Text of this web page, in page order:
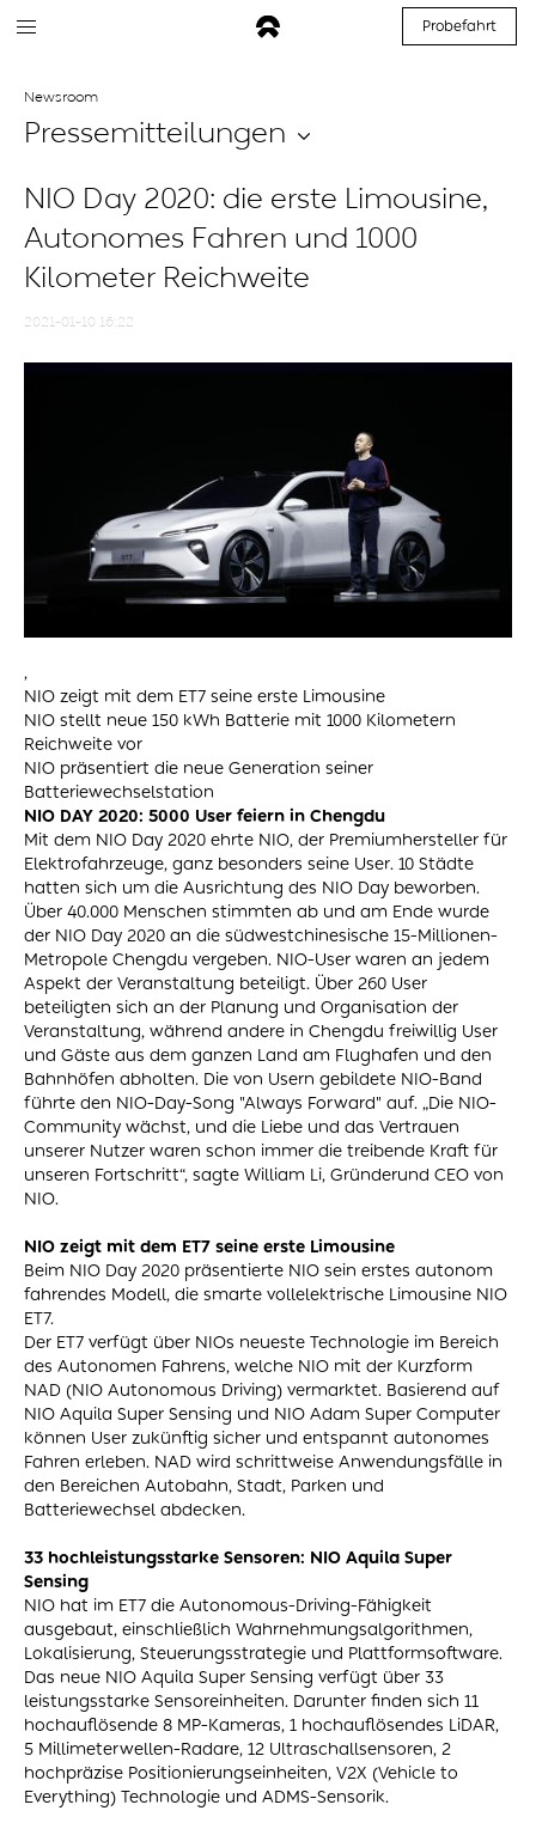
Probefahrt
Newsroom
Pressemitteilungen
2021-01-10 16:22
NIO Day 2020: die erste Limousine,
Autonomes Fahren und 1000
Kilometer Reichweite
,
NIO zeigt mit dem ET7 seine erste Limousine
NIO stellt neue 150 kWh Batterie mit 1000 Kilometern
Reichweite vor
NIO präsentiert die neue Generation seiner
Batteriewechselstation
NIO DAY 2020: 5000 User feiern in Chengdu
Mit dem NIO Day 2020 ehrte NIO, der Premiumhersteller für
Elektrofahrzeuge, ganz besonders seine User. 10 Städte
hatten sich um die Ausrichtung des NIO Day beworben.
Über 40.000 Menschen stimmten ab und am Ende wurde
der NIO Day 2020 an die südwestchinesische 15-Millionen-
Metropole Chengdu vergeben. NIO-User waren an jedem
Aspekt der Veranstaltung beteiligt. Über 260 User
beteiligten sich an der Planung und Organisation der
Veranstaltung, während andere in Chengdu freiwillig User
und Gäste aus dem ganzen Land am Flughafen und den
Bahnhöfen abholten. Die von Usern gebildete NIO-Band
führte den NIO-Day-Song "Always Forward" auf. „Die NIO-
Community wächst, und die Liebe und das Vertrauen
unserer Nutzer waren schon immer die treibende Kraft für
unseren Fortschritt“, sagte William Li, Gründerund CEO von
NIO.
NIO zeigt mit dem ET7 seine erste Limousine
Beim NIO Day 2020 präsentierte NIO sein erstes autonom
fahrendes Modell, die smarte vollelektrische Limousine NIO
ET7.
Der ET7 verfügt über NIOs neueste Technologie im Bereich
des Autonomen Fahrens, welche NIO mit der Kurzform
NAD (NIO Autonomous Driving) vermarktet. Basierend auf
NIO Aquila Super Sensing und NIO Adam Super Computer
können User zukünftig sicher und entspannt autonomes
Fahren erleben. NAD wird schrittweise Anwendungsfälle in
den Bereichen Autobahn, Stadt, Parken und
Batteriewechsel abdecken.
33 hochleistungsstarke Sensoren: NIO Aquila Super
Sensing
NIO hat im ET7 die Autonomous-Driving-Fähigkeit
ausgebaut, einschließlich Wahrnehmungsalgorithmen,
Lokalisierung, Steuerungsstrategie und Plattformsoftware.
Das neue NIO Aquila Super Sensing verfügt über 33
leistungsstarke Sensoreinheiten. Darunter finden sich 11
hochauflösende 8 MP-Kameras, 1 hochauflösendes LiDAR,
5 Millimeterwellen-Radare, 12 Ultraschallsensoren, 2
hochpräzise Positionierungseinheiten, V2X (Vehicle to
Everything) Technologie und ADMS-Sensorik.